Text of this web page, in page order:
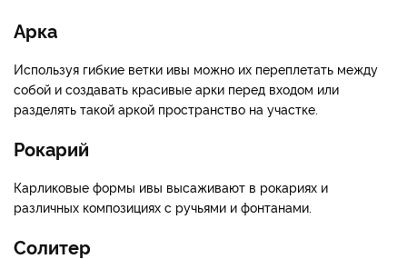
Арка
Используя гибкие ветки ивы можно их переплетать между
собой и создавать красивые арки перед входом или
разделять такой аркой пространство на участке.
Рокарий
Карликовые формы ивы высаживают в рокариях и
различных композициях с ручьями и фонтанами.
Солитер